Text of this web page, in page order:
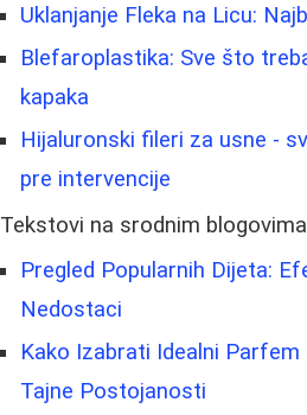
Uklanjanje Fleka na Licu:
Blefaroplastika: Sve što
kapaka
Hijaluronski fileri za usne -
pre intervencije
Tekstovi na srodnim blogovima
Pregled Popularnih Dijeta:
Nedostaci
Kako Izabrati Idealni Parfem
Tajne Postojanosti